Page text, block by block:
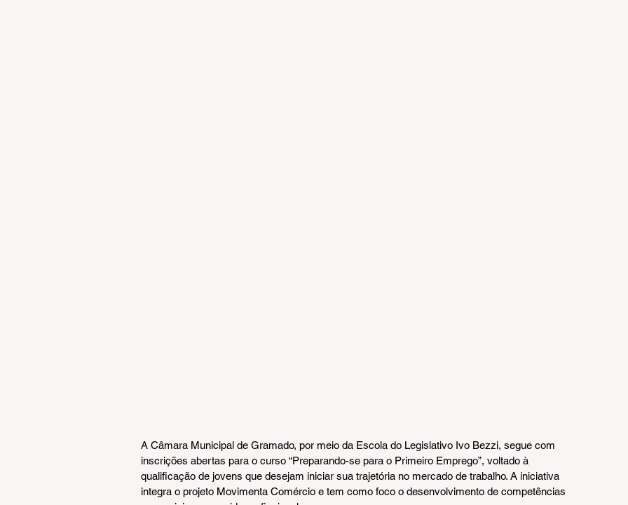
A Câmara Municipal de Gramado, por meio da Escola do Legislativo Ivo Bezzi, segue com
inscrições abertas para o curso “Preparando-se para o Primeiro Emprego”, voltado à
qualificação de jovens que desejam iniciar sua trajetória no mercado de trabalho. A iniciativa
integra o projeto Movimenta Comércio e tem como foco o desenvolvimento de competências